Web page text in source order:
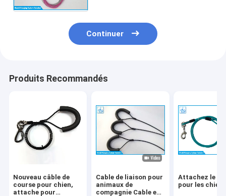
Continuer
Produits Recommandés
Nouveau câble de
course pour chien,
attache pour
Cable de liaison pour
animaux de
compagnie Cable en
Attachez le
pour les